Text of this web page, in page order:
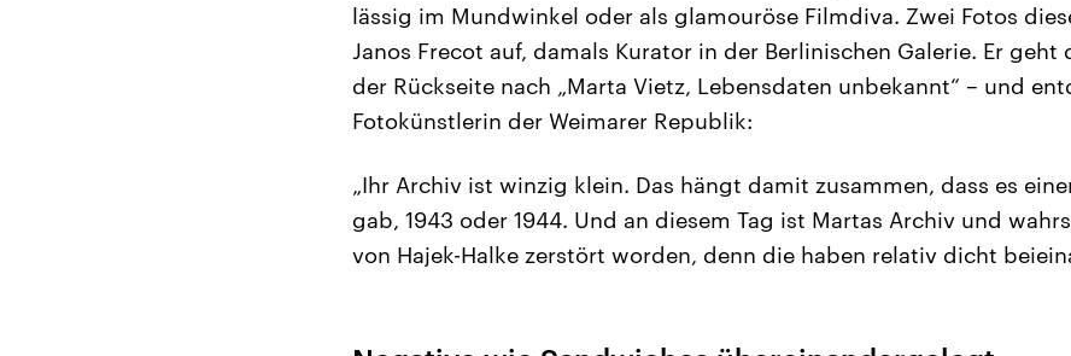
lässig im Mundwinkel oder als glamouröse Filmdiva. Zwei Fotos
Janos Frecot auf, damals Kurator in der Berlinischen Galerie. Er geht
der Rückseite nach „Marta Vietz, Lebensdaten unbekannt“ – und
Fotokünstlerin der Weimarer Republik:
„Ihr Archiv ist winzig klein. Das hängt damit zusammen, dass es
gab, 1943 oder 1944. Und an diesem Tag ist Martas Archiv und
von Hajek-Halke zerstört worden, denn die haben relativ dicht